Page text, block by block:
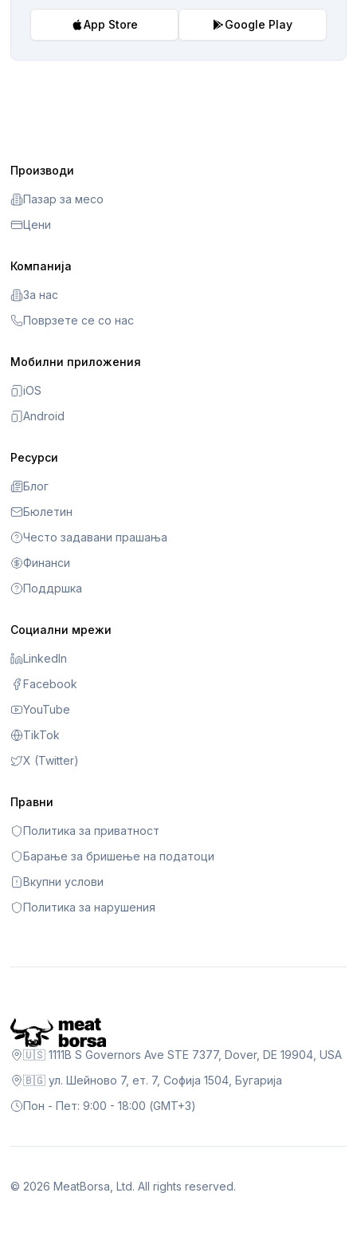
App Store Google Play
Производи
Пазар за месо
Цени
Компанија
За нас
Поврзете се со нас
Мобилни приложения
iOS
Android
Ресурси
Блог
Бюлетин
Често задавани прашања
Финанси
Поддршка
Социални мрежи
LinkedIn
Facebook
YouTube
TikTok
X (Twitter)
Правни
Политика за приватност
Барање за бришење на податоци
Вкупни услови
Политика за нарушения
🇺🇸 1111B S Governors Ave STE 7377, Dover, DE 19904, USA
🇧🇬 ул. Шейново 7, ет. 7, Софија 1504, Бугарија
Пон - Пет: 9:00 - 18:00 (GMT+3)
© 2026 MeatBorsa, Ltd. All rights reserved.